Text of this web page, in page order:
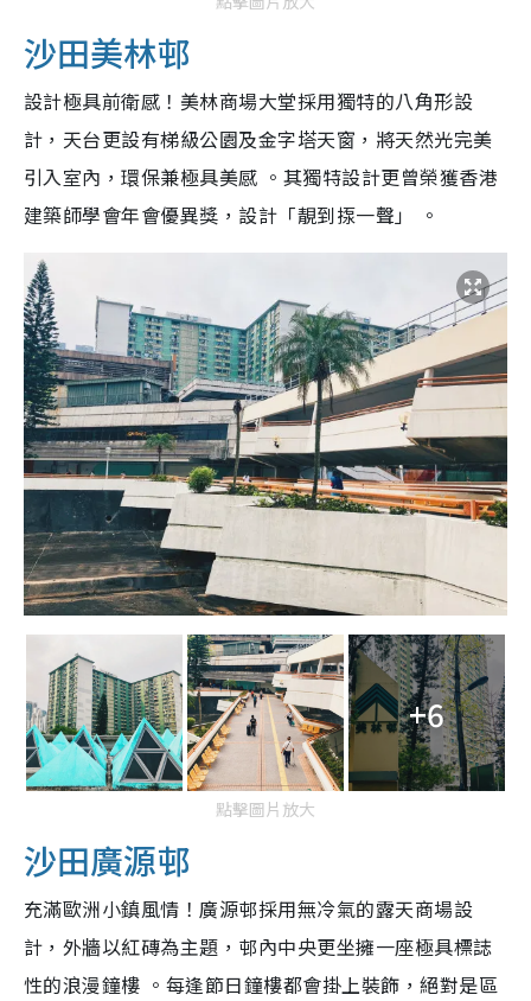
沙田美林邨
設計極具前衛感！美林商場大堂採用獨特的八角形設
計，天台更設有梯級公園及金字塔天窗，將天然光完美
引入室內，環保兼極具美感 。其獨特設計更曾榮獲香港
建築師學會年會優異獎，設計「靚到揼一聲」 。
+6
點擊圖片放大
沙田廣源邨
充滿歐洲小鎮風情！廣源邨採用無冷氣的露天商場設
計，外牆以紅磚為主題，邨內中央更坐擁一座極具標誌
性的浪漫鐘樓 。每逢節日鐘樓都會掛上裝飾，絕對是區